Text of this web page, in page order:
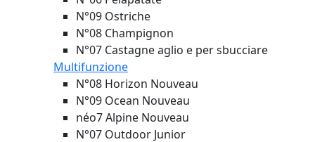
N°09 Ostriche
N°08 Champignon
N°07 Castagne aglio e per sbucciare
Multifunzione
N°08 Horizon Nouveau
N°09 Ocean Nouveau
néo7 Alpine Nouveau
N°07 Outdoor Junior